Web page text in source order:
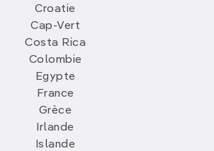
Croatie
Cap-Vert
Costa Rica
Colombie
Egypte
France
Grèce
Irlande
Islande